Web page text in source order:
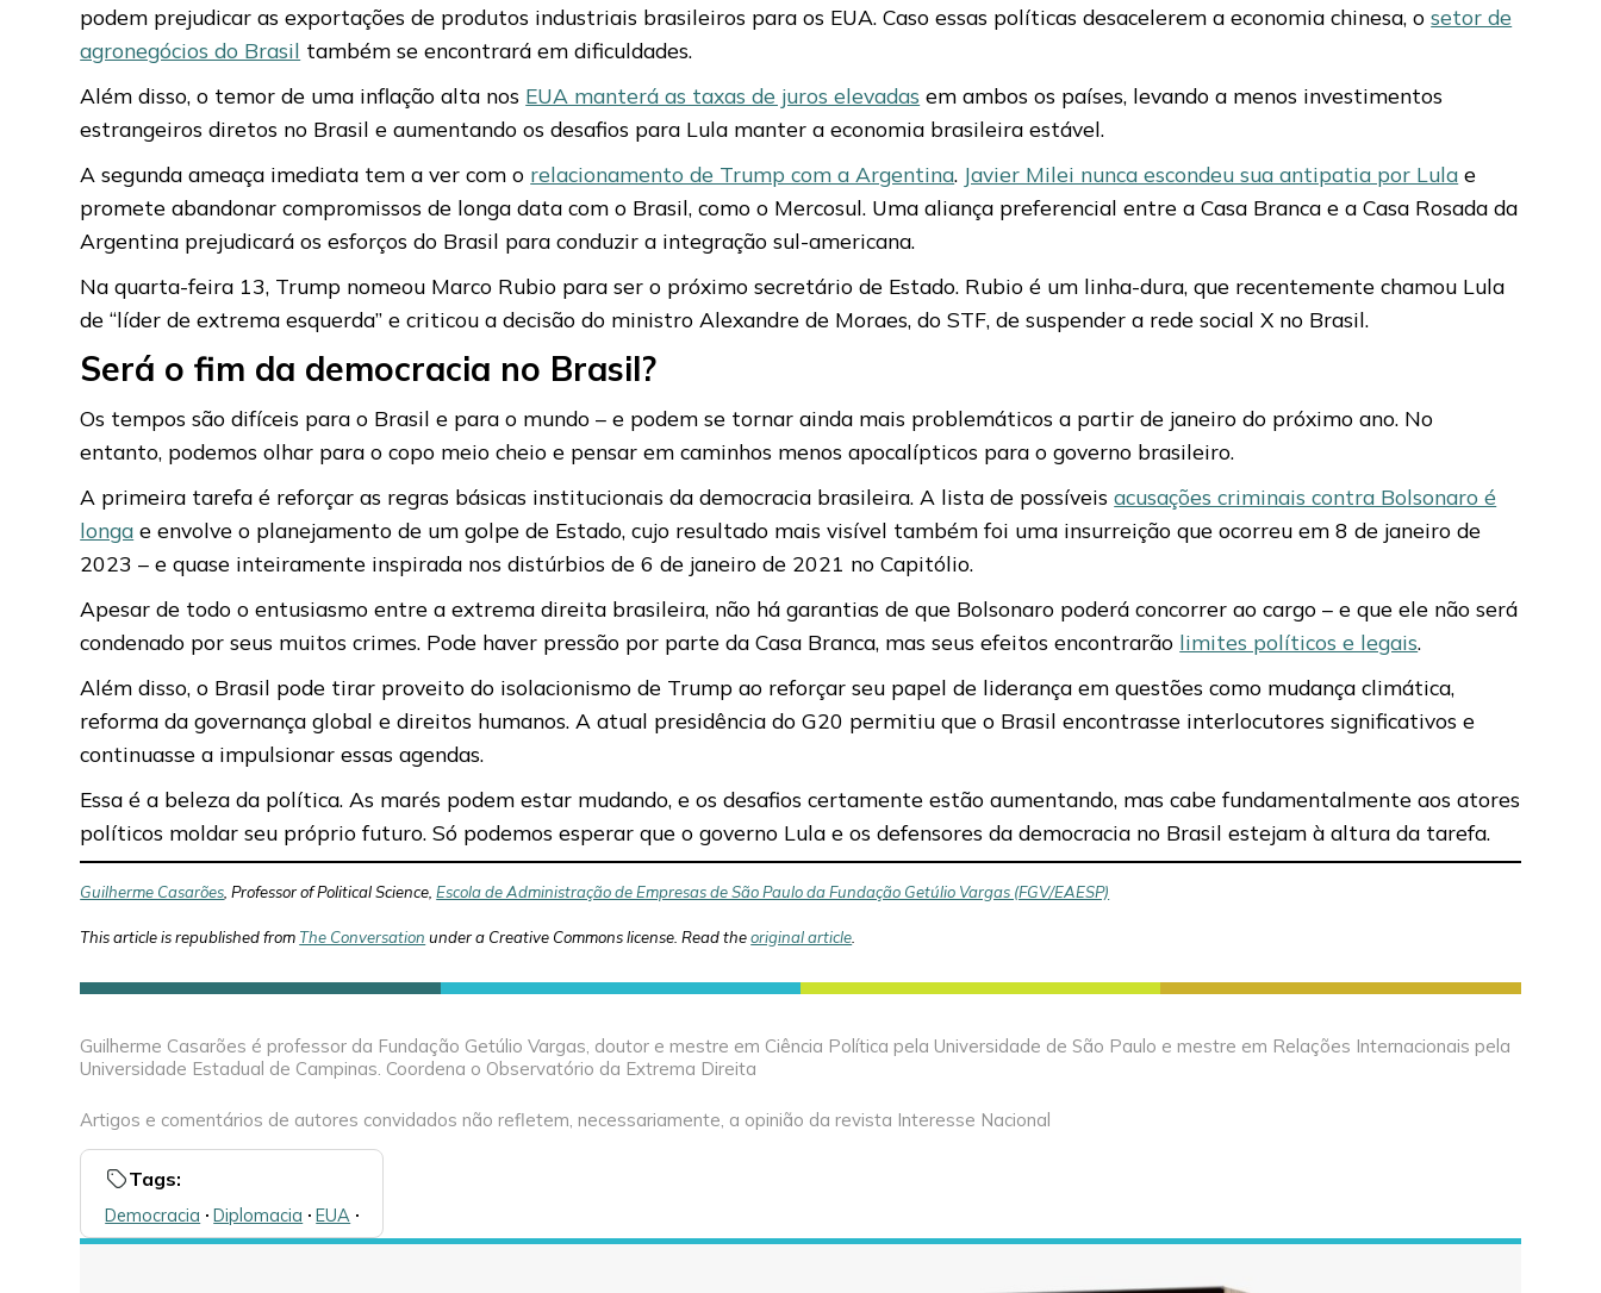
podem prejudicar as exportações de produtos industriais brasileiros para os EUA. Caso essas políticas desacelerem a economia chinesa, osetor de
agronegócios do Brasil também se encontrará em dificuldades.
Além disso, o temor de uma inflação alta nos EUA manterá as taxas de juros elevadas em ambos os países, levando a menos investimentos
estrangeiros diretos no Brasil e aumentando os desafios para Lula manter a economia brasileira estável.
A segunda ameaça imediata tem a ver com o relacionamento de Trump com a Argentina. Javier Milei nunca escondeu sua antipatia por Lula e
promete abandonar compromissos de longa data com o Brasil, como o Mercosul. Uma aliança preferencial entre a Casa Branca e a Casa Rosada da
Argentina prejudicará os esforços do Brasil para conduzir a integração sul-americana.
Na quarta-feira 13, Trump nomeou Marco Rubio para ser o próximo secretário de Estado. Rubio é um linha-dura, que recentemente chamou Lula
de “líder de extrema esquerda” e criticou a decisão do ministro Alexandre de Moraes, do STF, de suspender a rede social X no Brasil.
Será o fim da democracia no Brasil?
Os tempos são difíceis para o Brasil e para o mundo – e podem se tornar ainda mais problemáticos a partir de janeiro do próximo ano. No
entanto, podemos olhar para o copo meio cheio e pensar em caminhos menos apocalípticos para o governo brasileiro.
A primeira tarefa é reforçar as regras básicas institucionais da democracia brasileira. A lista de possíveisacusações criminais contra Bolsonaro é
longa e envolve o planejamento de um golpe de Estado, cujo resultado mais visível também foi uma insurreição que ocorreu em 8 de janeiro de
2023 – e quase inteiramente inspirada nos distúrbios de 6 de janeiro de 2021 no Capitólio.
Apesar de todo o entusiasmo entre a extrema direita brasileira, não há garantias de que Bolsonaro poderá concorrer ao cargo – e que ele não será
condenado por seus muitos crimes. Pode haver pressão por parte da Casa Branca, mas seus efeitos encontrarão limites políticos e legais.
Além disso, o Brasil pode tirar proveito do isolacionismo de Trump ao reforçar seu papel de liderança em questões como mudança climática,
reforma da governança global e direitos humanos. A atual presidência do G20 permitiu que o Brasil encontrasse interlocutores significativos e
continuasse a impulsionar essas agendas.
Essa é a beleza da política. As marés podem estar mudando, e os desafios certamente estão aumentando, mas cabe fundamentalmente aos atores
políticos moldar seu próprio futuro. Só podemos esperar que o governo Lula e os defensores da democracia no Brasil estejam à altura da tarefa.
Guilherme Casarões , Professor of Political Science,Escola de Administração de Empresas de São Paulo da Fundação Getúlio Vargas (FGV/EAESP)
This article is republished from The Conversation under a Creative Commons license. Read theoriginal article
Guilherme Casarões é professor da Fundação Getúlio Vargas, doutor e mestre em Ciência Política pela Universidade de São Paulo e mestre em Relações Internacionais pela
Universidade Estadual de Campinas. Coordena o Observatório da Extrema Direita
Artigos e comentários de autores convidados não refletem, necessariamente, a opinião da revista Interesse Nacional
Tags:
Democracia 🞌Diplomacia 🞌EUA 🞌